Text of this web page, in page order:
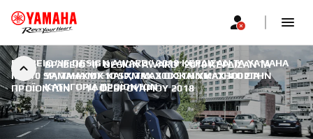
ΒΡΑΒΕΊΟ “IF DESIGN AWARD” 2018 ΚΈΡΔΙΣΑΝ ΤΑ
YAMAHA MT-10 SP, TMAX DX ΚΑΙ XMAX 300 ΣΤΗΝ
ΚΑΤΗΓΟΡΊΑ ΠΡΟΪΌΝΤΩΝ
ΒΡΑΒΕΊΟ “IF DESIGN AWARD” 2018 ΚΈΡΔΙΣΑΝ ΤΑ YAMAHA
MT-10 SP, TMAX DX ΚΑΙ XMAX 300 ΣΤΗΝ ΚΑΤΗΓΟΡΊΑ
ΠΡΟΪΌΝΤΩΝ | 14 ΦΕΒΡΟΥΑΡΊΟΥ 2018